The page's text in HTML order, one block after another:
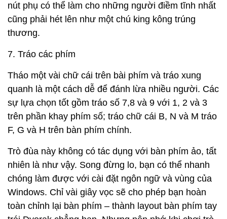
nút phụ có thể làm cho những người điềm tĩnh nhất
cũng phải hét lên như một chú king kông trúng
thương.
7. Tráo các phím
Tháo một vài chữ cái trên bài phím và tráo xung
quanh là một cách dễ để đánh lừa nhiều người. Các
sự lựa chọn tốt gồm tráo số 7,8 và 9 với 1, 2 và 3
trên phần khay phím số; tráo chữ cái B, N và M tráo
F, G và H trên bàn phím chính.
Trò đùa này không có tác dụng với bàn phím ảo, tất
nhiên là như vậy. Song đừng lo, bạn có thể nhanh
chóng làm được với cài đặt ngôn ngữ và vùng của
Windows. Chỉ vài giây vọc sẽ cho phép bạn hoàn
toàn chỉnh lại bàn phím – thành layout bàn phím tay